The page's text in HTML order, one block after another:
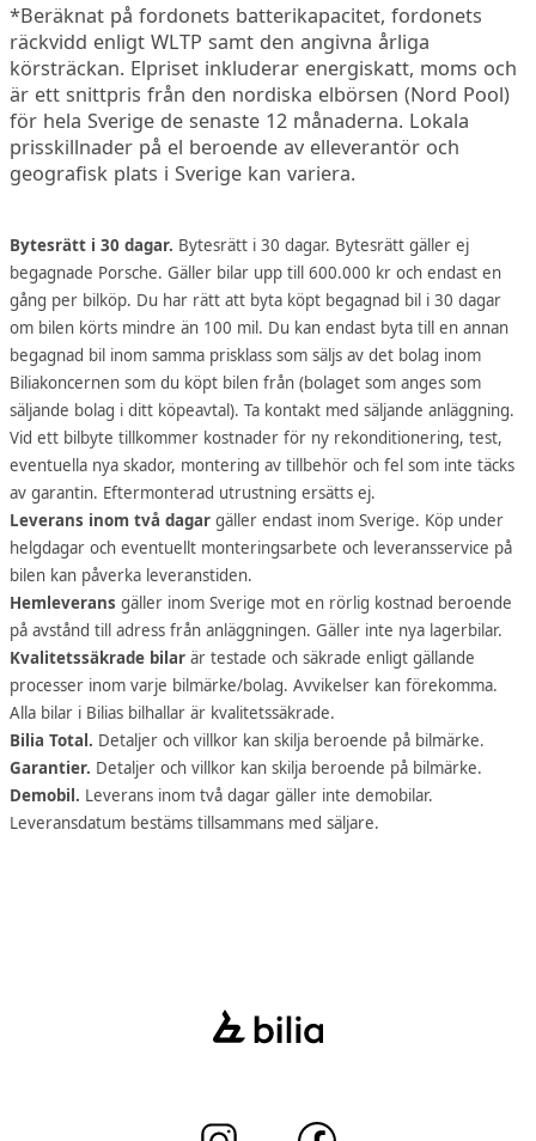
*Beräknat på fordonets batterikapacitet, fordonets
räckvidd enligt WLTP samt den angivna årliga
körsträckan. Elpriset inkluderar energiskatt, moms och
är ett snittpris från den nordiska elbörsen (Nord Pool)
för hela Sverige de senaste 12 månaderna. Lokala
prisskillnader på el beroende av elleverantör och
geografisk plats i Sverige kan variera.
Bytesrätt i 30 dagar. Bytesrätt i 30 dagar. Bytesrätt gäller ej
begagnade Porsche. Gäller bilar upp till 600.000 kr och endast en
gång per bilköp. Du har rätt att byta köpt begagnad bil i 30 dagar
om bilen körts mindre än 100 mil. Du kan endast byta till en annan
begagnad bil inom samma prisklass som säljs av det bolag inom
Biliakoncernen som du köpt bilen från (bolaget som anges som
säljande bolag i ditt köpeavtal). Ta kontakt med säljande anläggning.
Vid ett bilbyte tillkommer kostnader för ny rekonditionering, test,
eventuella nya skador, montering av tillbehör och fel som inte täcks
av garantin. Eftermonterad utrustning ersätts ej.
Leverans inom två dagar gäller endast inom Sverige. Köp under
helgdagar och eventuellt monteringsarbete och leveransservice på
bilen kan påverka leveranstiden.
Hemleverans gäller inom Sverige mot en rörlig kostnad beroende
på avstånd till adress från anläggningen. Gäller inte nya lagerbilar.
Kvalitetssäkrade bilar är testade och säkrade enligt gällande
processer inom varje bilmärke/bolag. Avvikelser kan förekomma.
Alla bilar i Bilias bilhallar är kvalitetssäkrade.
Bilia Total. Detaljer och villkor kan skilja beroende på bilmärke.
Garantier. Detaljer och villkor kan skilja beroende på bilmärke.
Demobil. Leverans inom två dagar gäller inte demobilar.
Leveransdatum bestäms tillsammans med säljare.